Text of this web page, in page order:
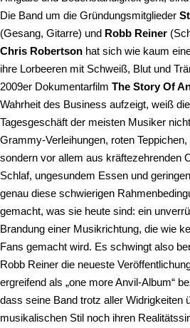
Die Band um die Gründungsmitglieder
(Gesang, Gitarre) und Robb Reiner
Chris Robertson hat sich wie kaum
ihre Lorbeeren mit Schweiß, Blut und
2009er Dokumentarfilm The Story Of
Wahrheit des Business aufzeigt, weiß
Tagesgeschäft der meisten Musiker
Grammy-Verleihungen, roten
sondern vor allem aus kräftezehrenden
Schlaf, ungesundem Essen und
genau diese schwierigen
gemacht, was sie heute sind: ein
Brandung einer Musikrichtung, die wie
Fans gemacht wird. Es schwingt also
Robb Reiner die neueste
ergreifend als „one more Anvil-Album“
dass seine Band trotz aller Widrigkeiten
musikalischen Stil noch ihren